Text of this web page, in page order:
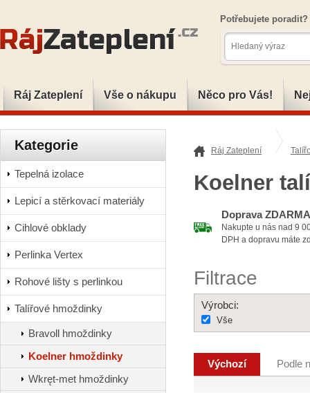
Potřebujete poradit?
Ráj Zateplení Vše o nákupu Něco pro Vás!
Ráj Zateplení
Koelner
Doprava ZDARMA
Nakupte u nás nad 9
DPH a dopravu máte
Filtrace
Výrobci:
Vše
Výchozí Podle
Kategorie
Tepelná izolace
Lepicí a stěrkovací materiály
Cihlové obklady
Perlinka Vertex
Rohové lišty s perlinkou
Talířové hmoždinky
Bravoll hmoždinky
Koelner hmoždinky
Wkręt-met hmoždinky